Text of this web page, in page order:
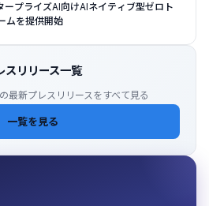
プライズAI向けAIネイティブ型ゼロト
ムを提供開始
スリリース一覧
最新プレスリリースをすべて見る
一覧を見る